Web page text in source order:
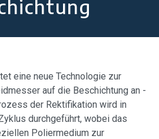
eine neue Technologie zur
auf die Beschichtung an -
der Rektifikation wird in
durchgeführt, wobei das
Poliermedium zur